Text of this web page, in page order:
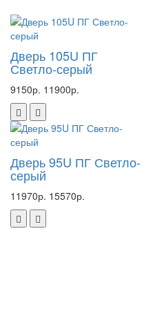
Дверь 105U ПГ
Светло-серый
9150р. 11900р.
Дверь 95U ПГ Светло-
серый
11970р. 15570р.